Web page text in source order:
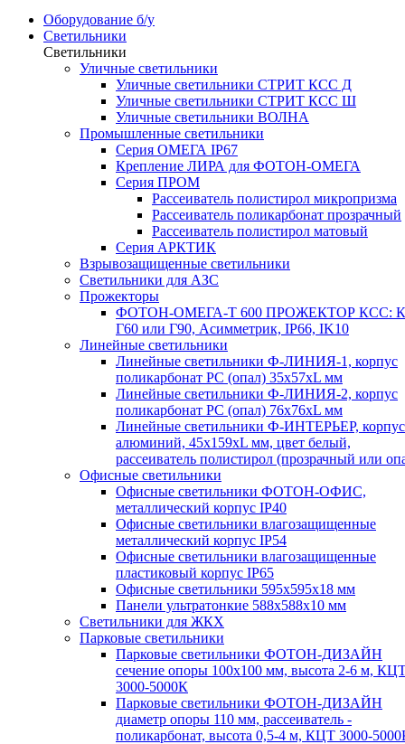
Оборудование б/у
Светильники
Светильники
Уличные светильники
Уличные светильники СТРИТ КСС Д
Уличные светильники СТРИТ КСС Ш
Уличные светильники ВОЛНА
Промышленные светильники
Серия ОМЕГА IP67
Крепление ЛИРА для ФОТОН-ОМЕГА
Серия ПРОМ
Рассеиватель полистирол микропризма
Рассеиватель поликарбонат прозрачный
Рассеиватель полистирол матовый
Серия АРКТИК
Взрывозащищенные светильники
Светильники для АЗС
Прожекторы
ФОТОН-ОМЕГА-Т 600 ПРОЖЕКТОР КСС:
Г60 или Г90, Асимметрик, IP66, IK10
Линейные светильники
Линейные светильники Ф-ЛИНИЯ-1, корпус
поликарбонат РС (опал) 35х57хL мм
Линейные светильники Ф-ЛИНИЯ-2, корпус
поликарбонат РС (опал) 76х76хL мм
Линейные светильники Ф-ИНТЕРЬЕР, корпус
алюминий, 45х159хL мм, цвет белый,
рассеиватель полистирол (прозрачный или
Офисные светильники
Офисные светильники ФОТОН-ОФИС,
металлический корпус IP40
Офисные светильники влагозащищенные
металлический корпус IP54
Офисные светильники влагозащищенные
пластиковый корпус IP65
Офисные светильники 595х595х18 мм
Панели ультратонкие 588х588х10 мм
Светильники для ЖКХ
Парковые светильники
Парковые светильники ФОТОН-ДИЗАЙН
сечение опоры 100х100 мм, высота 2-6 м,
3000-5000К
Парковые светильники ФОТОН-ДИЗАЙН
диаметр опоры 110 мм, рассеиватель -
поликарбонат, высота 0,5-4 м, КЦТ 3000-